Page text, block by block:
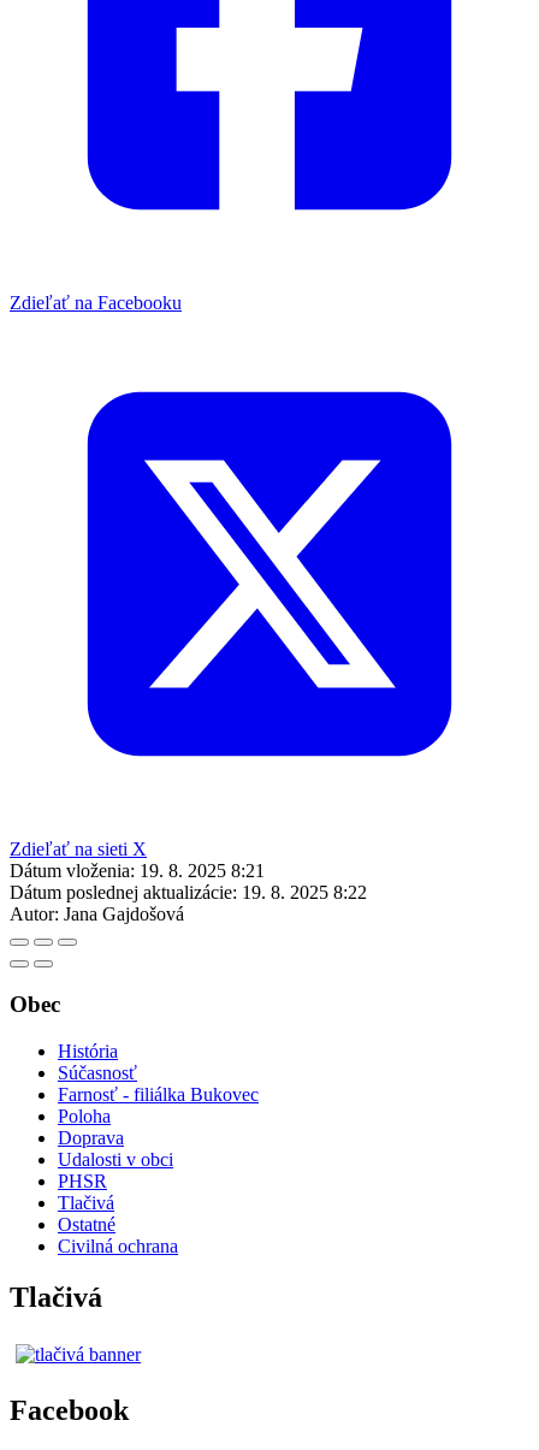
Zdieľať na Facebooku
Zdieľať na sieti X
Dátum vloženia: 19. 8. 2025 8:21
Dátum poslednej aktualizácie: 19. 8. 2025 8:22
Autor: Jana Gajdošová
Obec
História
Súčasnosť
Farnosť - filiálka Bukovec
Poloha
Doprava
Udalosti v obci
PHSR
Tlačivá
Ostatné
Civilná ochrana
Tlačivá
Facebook